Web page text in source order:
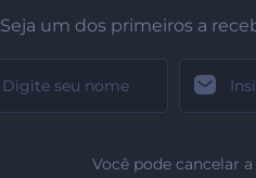
Seja um dos primeiros a
Você pode cancelar